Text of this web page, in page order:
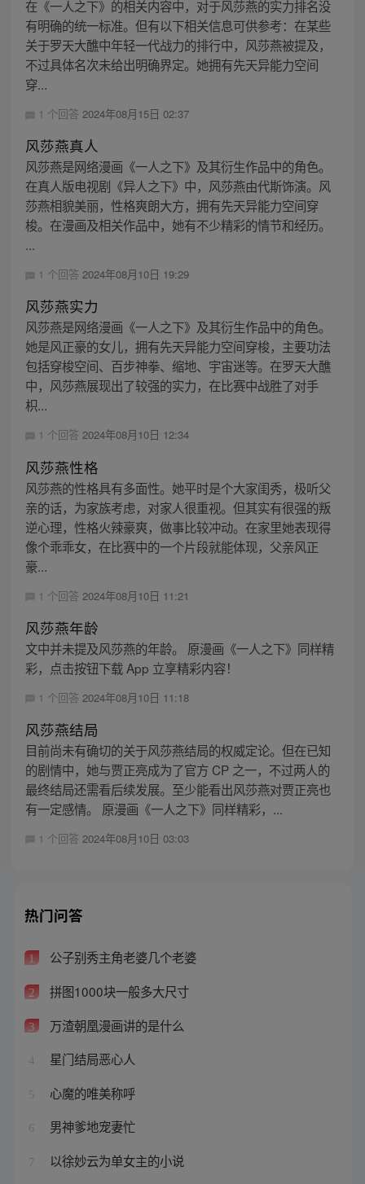
在《一人之下》的相关内容中，对于风莎燕的实力排名没
有明确的统一标准。但有以下相关信息可供参考：在某些
关于罗天大醮中年轻一代战力的排行中，风莎燕被提及，
不过具体名次未给出明确界定。她拥有先天异能力空间
穿...
1 个回答 2024年08月15日 02:37
风莎燕真人
风莎燕是网络漫画《一人之下》及其衍生作品中的角色。
在真人版电视剧《异人之下》中，风莎燕由代斯饰演。风
莎燕相貌美丽，性格爽朗大方，拥有先天异能力空间穿
梭。在漫画及相关作品中，她有不少精彩的情节和经历。
...
1 个回答 2024年08月10日 19:29
风莎燕实力
风莎燕是网络漫画《一人之下》及其衍生作品中的角色。
她是风正豪的女儿，拥有先天异能力空间穿梭，主要功法
包括穿梭空间、百步神拳、缩地、宇宙迷等。在罗天大醮
中，风莎燕展现出了较强的实力，在比赛中战胜了对手
枳...
1 个回答 2024年08月10日 12:34
风莎燕性格
风莎燕的性格具有多面性。她平时是个大家闺秀，极听父
亲的话，为家族考虑，对家人很重视。但其实有很强的叛
逆心理，性格火辣豪爽，做事比较冲动。在家里她表现得
像个乖乖女，在比赛中的一个片段就能体现，父亲风正
豪...
1 个回答 2024年08月10日 11:21
风莎燕年龄
文中并未提及风莎燕的年龄。 原漫画《一人之下》同样精
彩，点击按钮下载 App 立享精彩内容！
1 个回答 2024年08月10日 11:18
风莎燕结局
目前尚未有确切的关于风莎燕结局的权威定论。但在已知
的剧情中，她与贾正亮成为了官方 CP 之一，不过两人的
最终结局还需看后续发展。至少能看出风莎燕对贾正亮也
有一定感情。 原漫画《一人之下》同样精彩，...
1 个回答 2024年08月10日 03:03
热门问答
1 公子别秀主角老婆几个老婆
2 拼图1000块一般多大尺寸
3 万渣朝凰漫画讲的是什么
4 星门结局恶心人
5 心魔的唯美称呼
6 男神爹地宠妻忙
7 以徐妙云为单女主的小说